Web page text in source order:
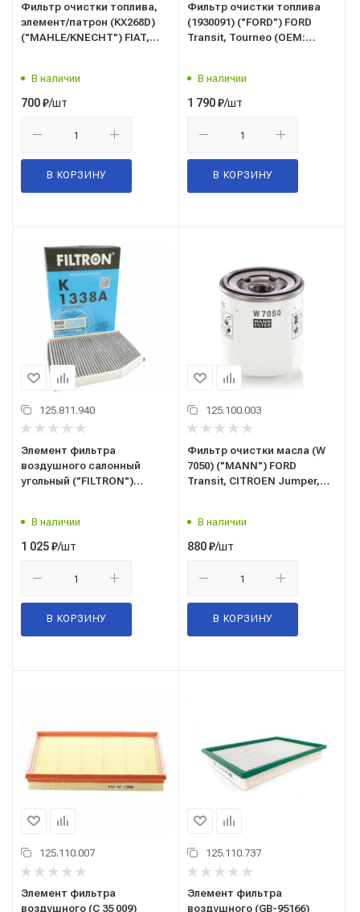
Фильтр очистки топлива,
элемент/патрон (KX268D)
("MAHLE/KNECHT") FIAT,
(ОЕМ: 23390-0L041)
В наличии
700₽/шт
В КОРЗИНУ
Фильтр очистки топлива
(1930091) ("FORD") FORD
Transit, Tourneo (OEM:
В наличии
1 790₽/шт
В КОРЗИНУ
125.811.940
Элемент фильтра
воздушного салонный
угольный ("FILTRON")
GB-98076/C, 54.261.00)
В наличии
1 025₽/шт
В КОРЗИНУ
125.100.003
Фильтр очистки масла (W
7050) ("MANN") FORD
Transit, CITROEN Jumper,
BK2Q6714AA, W7050)
В наличии
880₽/шт
В КОРЗИНУ
125.110.007
Элемент фильтра
воздушного (C 35 009)
125.110.737
Элемент фильтра
воздушного (GB-95166)